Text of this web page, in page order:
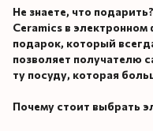
Не знаете, что
Ceramics в
подарок, который
позволяет получателю
ту посуду, которая
Почему стоит выбрать